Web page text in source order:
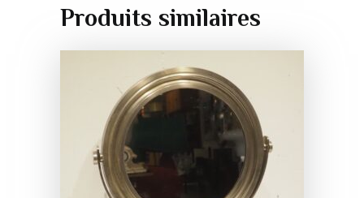
Produits similaires